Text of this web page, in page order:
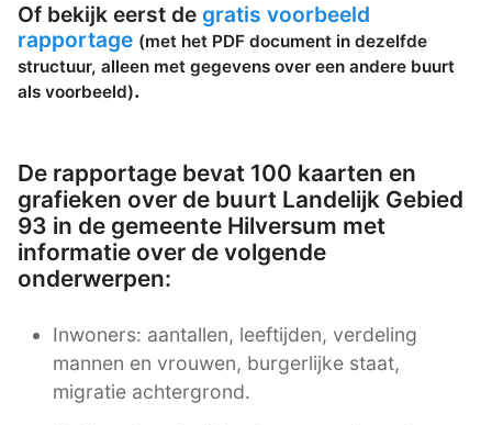
Of bekijk eerst de gratis voorbeeld
rapportage (met het PDF document in dezelfde
structuur, alleen met gegevens over een andere buurt
als voorbeeld).
De rapportage bevat 100 kaarten en
grafieken over de buurt Landelijk Gebied
93 in de gemeente Hilversum met
informatie over de volgende
onderwerpen:
Inwoners: aantallen, leeftijden, verdeling
mannen en vrouwen, burgerlijke staat,
migratie achtergrond.